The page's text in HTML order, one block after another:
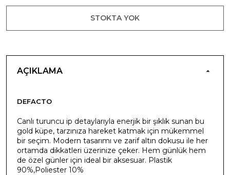
STOKTA YOK
AÇIKLAMA
DEFACTO
Canlı turuncu ip detaylarıyla enerjik bir şıklık sunan bu
gold küpe, tarzınıza hareket katmak için mükemmel
bir seçim. Modern tasarımı ve zarif altın dokusu ile her
ortamda dikkatleri üzerinize çeker. Hem günlük hem
de özel günler için ideal bir aksesuar. Plastik
90%,Poliester 10%